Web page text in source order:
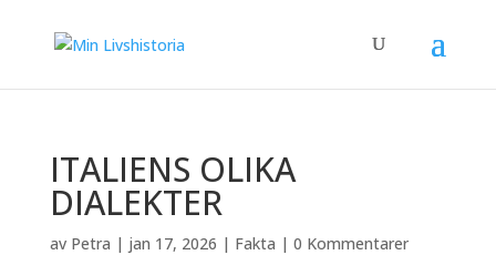
ITALIENS OLIKA
DIALEKTER
av Petra | jan 17, 2026 | Fakta | 0 Kommentarer